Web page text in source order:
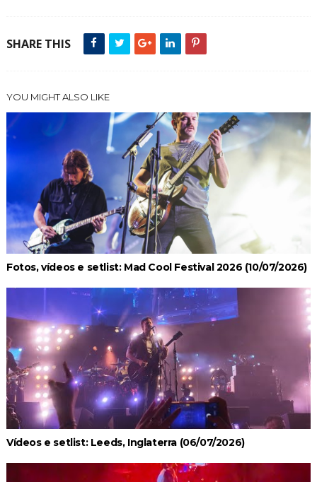
SHARE THIS
YOU MIGHT ALSO LIKE
Fotos, vídeos e setlist: Mad Cool Festival 2026 (10/07/2026)
Vídeos e setlist: Leeds, Inglaterra (06/07/2026)